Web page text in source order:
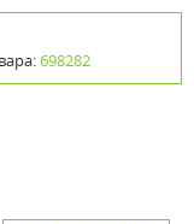
698282